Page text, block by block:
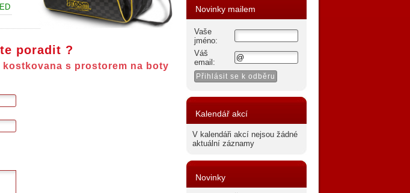
poradit ?
kostkovana s prostorem na boty
Novinky mailem
Vaše
jméno:
Váš
email:
Kalendář akcí
V kalendáři akcí nejsou žádné
aktuální záznamy
Novinky